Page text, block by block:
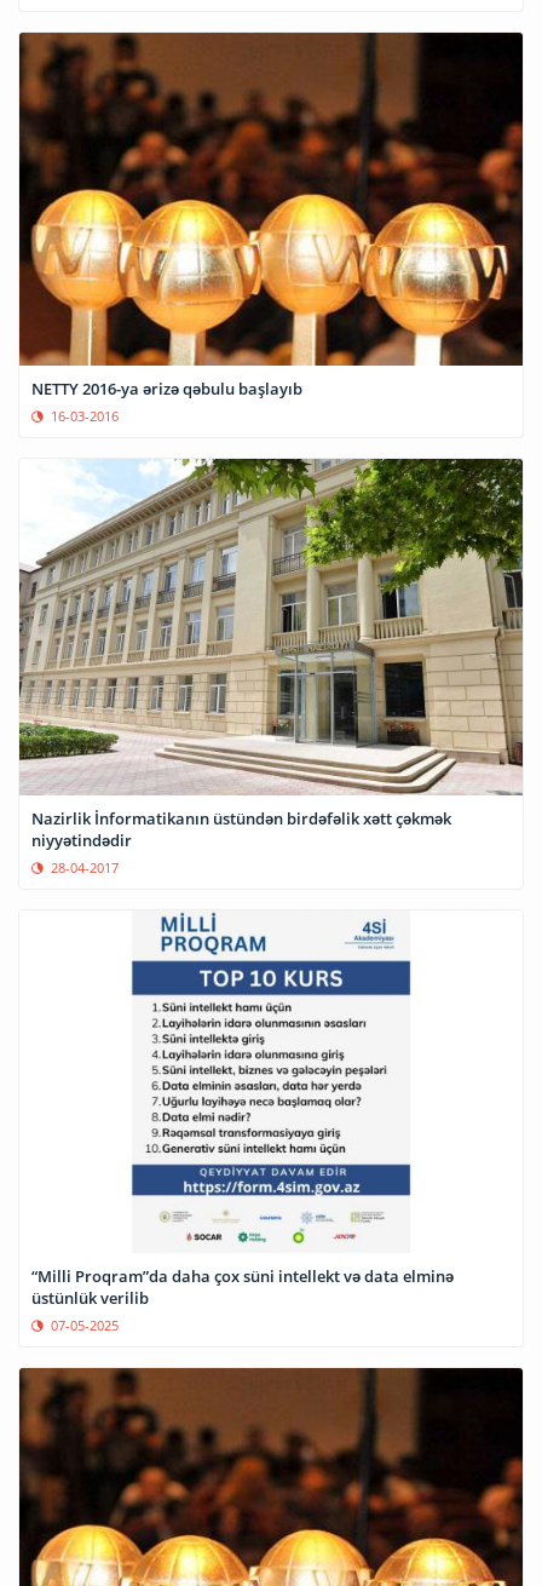
NETTY 2016-ya ərizə qəbulu başlayıb
16-03-2016
Nazirlik İnformatikanın üstündən birdəfəlik xətt çəkmək
niyyətindədir
28-04-2017
“Milli Proqram”da daha çox süni intellekt və data elminə
üstünlük verilib
07-05-2025